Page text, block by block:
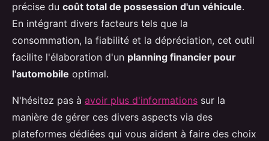
précise du coût total de possession d'un véhicule.
En intégrant divers facteurs tels que la
consommation, la fiabilité et la dépréciation, cet outil
facilite l'élaboration d'un planning financier pour
l'automobile optimal.
N'hésitez pas à avoir plus d'informations sur la
manière de gérer ces divers aspects via des
plateformes dédiées qui vous aident à faire des choix